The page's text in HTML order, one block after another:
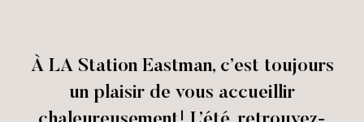
À LA Station Eastman, c’est toujours
un plaisir de vous accueillir